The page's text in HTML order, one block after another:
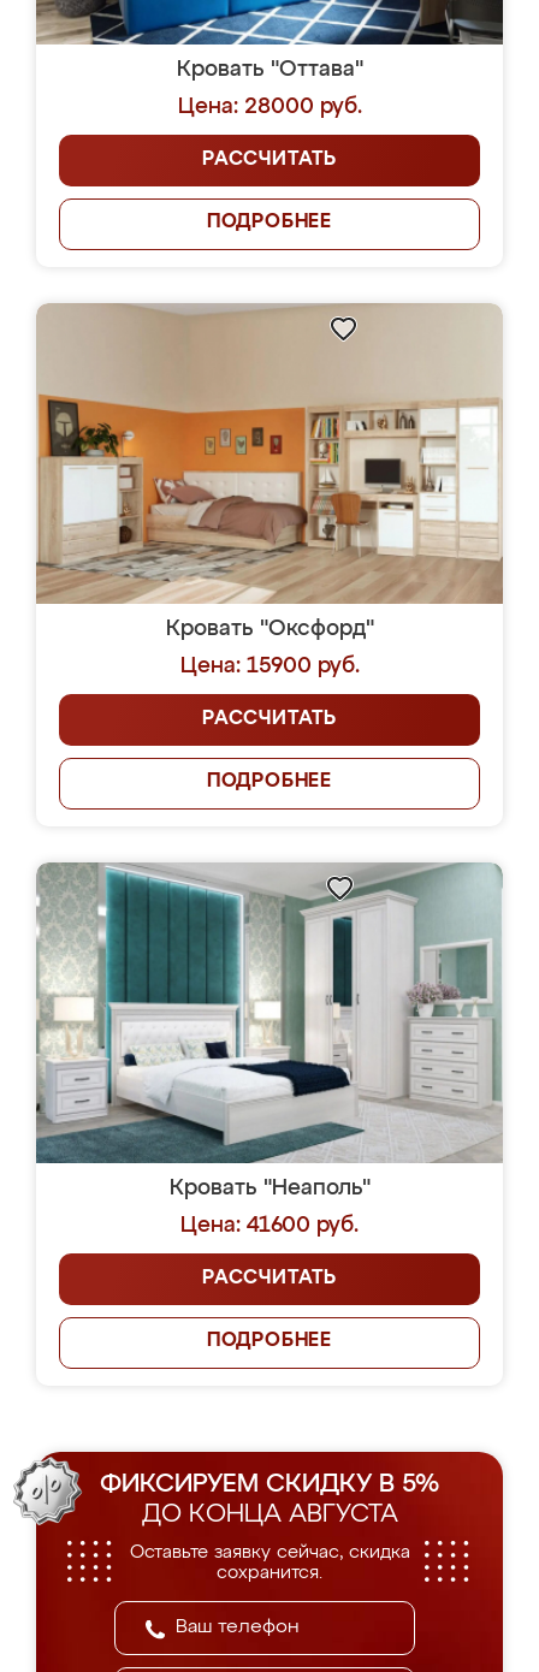
Кровать "Оттава"
Цена: 28000 руб.
РАССЧИТАТЬ
ПОДРОБНЕЕ
Кровать "Оксфорд"
Цена: 15900 руб.
РАССЧИТАТЬ
ПОДРОБНЕЕ
Кровать "Неаполь"
Цена: 41600 руб.
РАССЧИТАТЬ
ПОДРОБНЕЕ
ФИКСИРУЕМ СКИДКУ В 5%
ДО КОНЦА АВГУСТА
Оставьте заявку сейчас, скидка
сохранится.